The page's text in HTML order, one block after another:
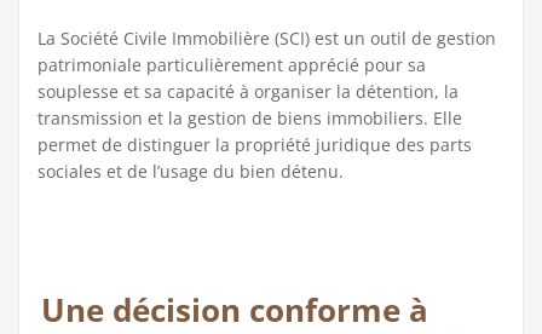
La Société Civile Immobilière (SCI) est un outil de gestion
patrimoniale particulièrement apprécié pour sa
souplesse et sa capacité à organiser la détention, la
transmission et la gestion de biens immobiliers. Elle
permet de distinguer la propriété juridique des parts
sociales et de l’usage du bien détenu.
Une décision conforme à